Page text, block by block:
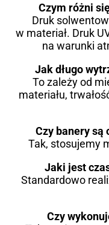
Czym różni
Druk
w materiał. Druk
na warunki
Jak długo
To zależy od
materiału,
Czy banery są
Tak, stosujemy
Jaki jest
Standardowo
Czy